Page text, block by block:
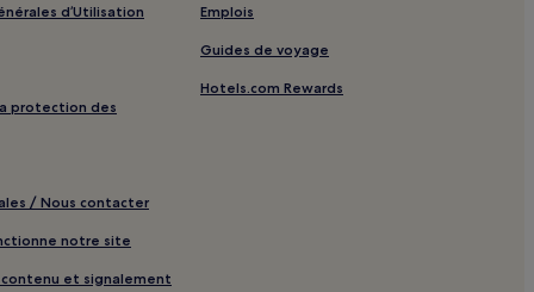
avec parking
avec petit-déjeuner gratuit
acceptant les animaux de compagnie
à louer
de luxe
familiaux
d’Utilisation
protection des
/ Nous contacter
notre site
et signalement
Emplois
Guides de voyage
Hotels.com Rewards